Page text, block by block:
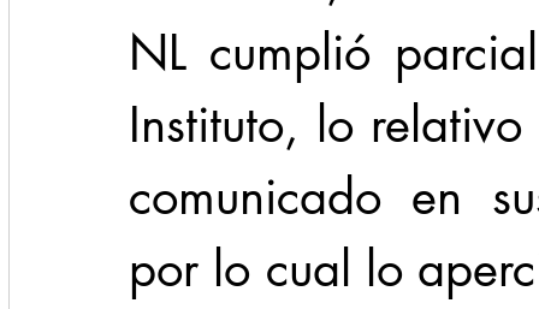
NL cumplió
Instituto, lo
comunicado en
por lo cual lo